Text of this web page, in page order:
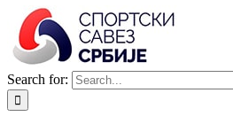
Search for: